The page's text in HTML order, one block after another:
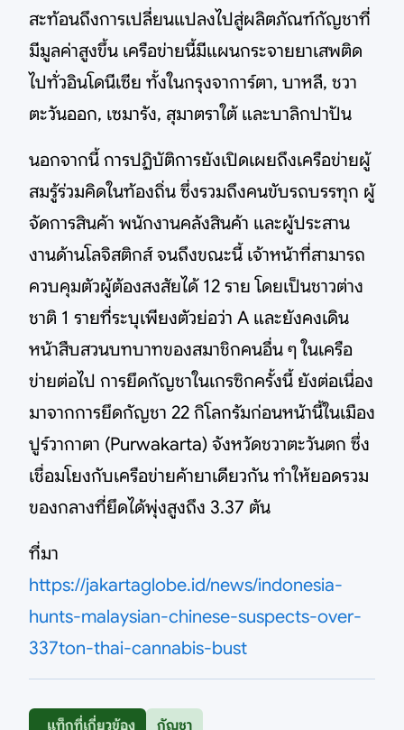
สะท้อนถึงการเปลี่ยนแปลงไปสู่ผลิตภัณฑ์กัญชาที่
มีมูลค่าสูงขึ้น เครือข่ายนี้มีแผนกระจายยาเสพติด
ไปทั่วอินโดนีเซีย ทั้งในกรุงจาการ์ตา, บาหลี, ชวา
ตะวันออก, เซมารัง, สุมาตราใต้ และบาลิกปาปัน
นอกจากนี้ การปฏิบัติการยังเปิดเผยถึงเครือข่ายผู้
สมรู้ร่วมคิดในท้องถิ่น ซึ่งรวมถึงคนขับรถบรรทุก ผู้
จัดการสินค้า พนักงานคลังสินค้า และผู้ประสาน
งานด้านโลจิสติกส์ จนถึงขณะนี้ เจ้าหน้าที่สามารถ
ควบคุมตัวผู้ต้องสงสัยได้ 12 ราย โดยเป็นชาวต่าง
ชาติ 1 รายที่ระบุเพียงตัวย่อว่า A และยังคงเดิน
หน้าสืบสวนบทบาทของสมาชิกคนอื่น ๆ ในเครือ
ข่ายต่อไป การยึดกัญชาในเกรซิกครั้งนี้ ยังต่อเนื่อง
มาจากการยึดกัญชา 22 กิโลกรัมก่อนหน้านี้ในเมือง
ปูร์วากาตา (Purwakarta) จังหวัดชวาตะวันตก ซึ่ง
เชื่อมโยงกับเครือข่ายค้ายาเดียวกัน ทำให้ยอดรวม
ของกลางที่ยึดได้พุ่งสูงถึง 3.37 ตัน
ที่มา
https://jakartaglobe.id/news/indonesia-
hunts-malaysian-chinese-suspects-over-
337ton-thai-cannabis-bust
แท็กที่เกี่ยวข้อง กัญชา